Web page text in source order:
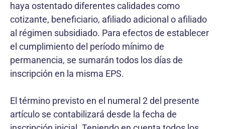
haya ostentado diferentes calidades como
cotizante, beneficiario, afiliado adicional o afiliado
al régimen subsidiado. Para efectos de establecer
el cumplimiento del período mínimo de
permanencia, se sumarán todos los días de
inscripción en la misma EPS.
El término previsto en el numeral 2 del presente
artículo se contabilizará desde la fecha de